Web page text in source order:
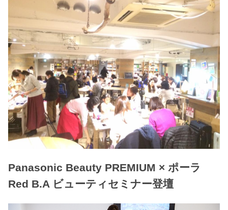
Panasonic Beauty PREMIUM × ポーラ
Red B.A ビューティセミナー登壇